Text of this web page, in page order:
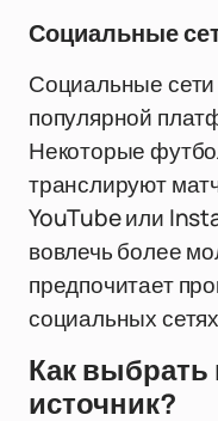
Социальные
Социальные сети
популярной
Некоторые
транслируют
YouTube или
вовлечь более
предпочитает
социальных
Как
источник?